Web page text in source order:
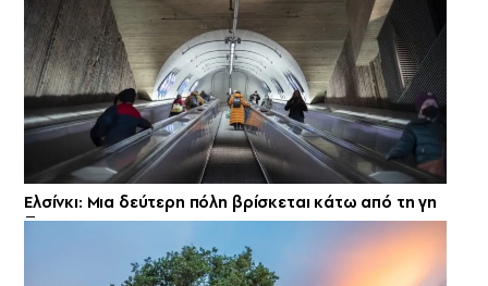
Ελσίνκι: Mια δεύτερη πόλη βρίσκεται κάτω από τη γη